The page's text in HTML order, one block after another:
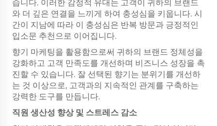
습니다. 이러한 감정적 유대는 고객이 귀하의 브랜드
와 더 깊은 연결을 느끼게 하여 충성심을 키웁니다. 시
간이 지남에 따라 이 충성심은 반복 방문과 긍정적인
입소문 추천으로 이어집니다.
향기 마케팅을 활용함으로써 귀하의 브랜드 정체성을
강화하고 고객 만족도를 개선하며 비즈니스 성장을 촉
진할 수 있습니다. 잘 선택된 향기는 분위기를 개선하
는 것 이상으로, 고객과의 지속적인 관계를 구축하는
강력한 도구를 만듭니다.
직원 생산성 향상 및 스트레스 감소